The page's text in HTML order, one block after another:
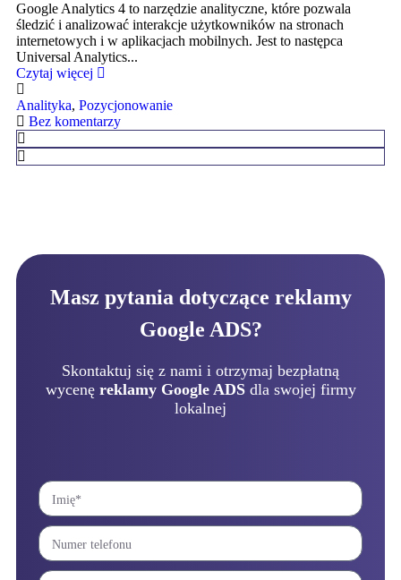
Google Analytics 4 to narzędzie analityczne, które pozwala
śledzić i analizować interakcje użytkowników na stronach
internetowych i w aplikacjach mobilnych. Jest to następca
Universal Analytics...
Czytaj więcej
Analityka, Pozycjonowanie
Bez komentarzy
Masz pytania dotyczące reklamy
Google ADS?
Skontaktuj się z nami i otrzymaj bezpłatną
wycenę reklamy Google ADS dla swojej firmy
lokalnej